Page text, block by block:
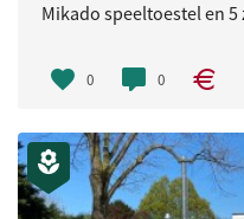
Mikado speeltoestel en
0 0